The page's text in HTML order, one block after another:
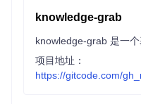
knowledge-grab
项目地址：
https://gitcode.com/